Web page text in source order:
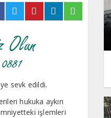
sevk edildi.
hukuka aykırı
işlemleri